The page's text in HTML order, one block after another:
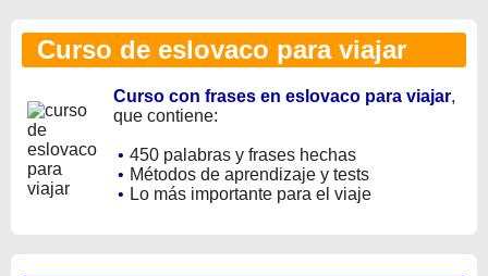
Curso de eslovaco para viajar
Curso con frases en eslovaco para viajar,
que contiene:
• 450 palabras y frases hechas
• Métodos de aprendizaje y tests
• Lo más importante para el viaje